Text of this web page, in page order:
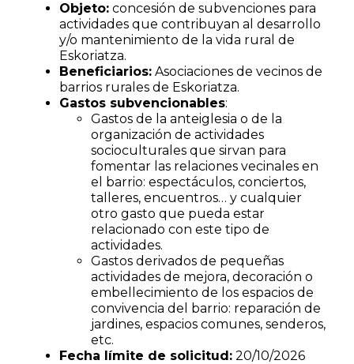
Objeto: concesión de subvenciones para
actividades que contribuyan al desarrollo
y/o mantenimiento de la vida rural de
Eskoriatza.
Beneficiarios: Asociaciones de vecinos de
barrios rurales de Eskoriatza.
Gastos subvencionables:
Gastos de la anteiglesia o de la
organización de actividades
socioculturales que sirvan para
fomentar las relaciones vecinales en
el barrio: espectáculos, conciertos,
talleres, encuentros… y cualquier
otro gasto que pueda estar
relacionado con este tipo de
actividades.
Gastos derivados de pequeñas
actividades de mejora, decoración o
embellecimiento de los espacios de
convivencia del barrio: reparación de
jardines, espacios comunes, senderos,
etc.
Fecha límite de solicitud: 20/10/2026